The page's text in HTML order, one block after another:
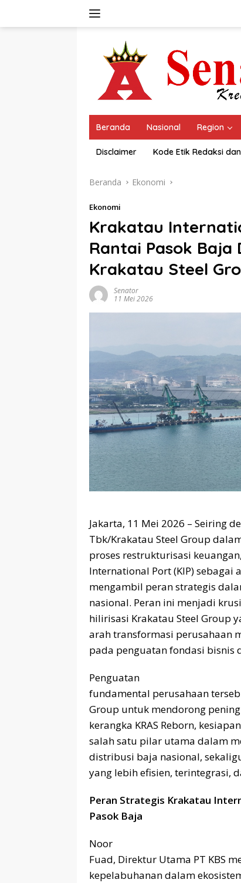
Beranda Nasional Region
Disclaimer Kode Etik Redaksi
Beranda Ekonomi
Ekonomi
Krakatau
Rantai Pasok
Krakatau Steel
Senator
11 Mei 2026
Jakarta, 11 Mei 2026 – Seiring
Tbk/Krakatau Steel Group
proses restrukturisasi
International Port (KIP) sebagai
mengambil peran strategis
nasional. Peran ini menjadi
hilirisasi Krakatau Steel Group
arah transformasi perusahaan
pada penguatan fondasi bisnis
Penguatan
fundamental perusahaan
Group untuk mendorong
kerangka KRAS Reborn,
salah satu pilar utama dalam
distribusi baja nasional,
yang lebih efisien, terintegrasi,
Peran Strategis Krakatau
Pasok Baja
Noor
Fuad, Direktur Utama PT KBS
kepelabuhanan dalam